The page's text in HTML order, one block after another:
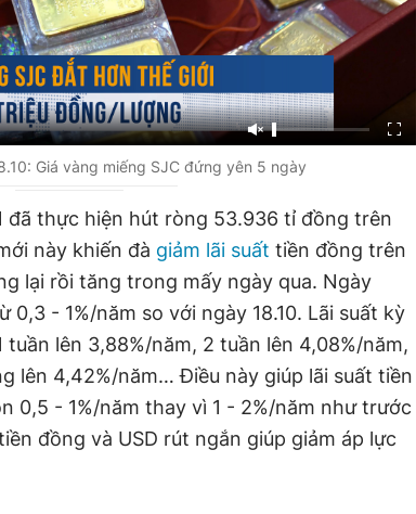
Giá vàng miếng SJC đứng yên 5 ngày
đã thực hiện hút ròng 53.936 tỉ đồng trên
này khiến đà giảm lãi suất tiền đồng trên
lại rồi tăng trong mấy ngày qua. Ngày
0,3 - 1%/năm so với ngày 18.10. Lãi suất kỳ
tuần lên 3,88%/năm, 2 tuần lên 4,08%/năm,
lên 4,42%/năm… Điều này giúp lãi suất tiền
0,5 - 1%/năm thay vì 1 - 2%/năm như trước
đồng và USD rút ngắn giúp giảm áp lực